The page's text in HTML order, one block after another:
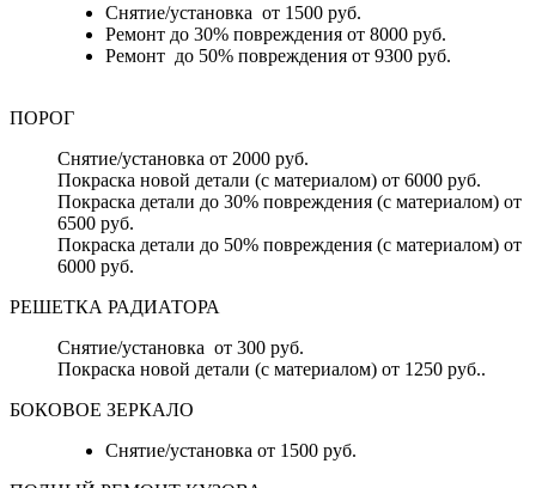
Снятие/установка от 1500 руб.
Ремонт до 30% повреждения от 8000 руб.
Ремонт до 50% повреждения от 9300 руб.
ПОРОГ
Снятие/установка от 2000 руб.
Покраска новой детали (с материалом) от 6000 руб.
Покраска детали до 30% повреждения (с материалом) от
6500 руб.
Покраска детали до 50% повреждения (с материалом) от
6000 руб.
РЕШЕТКА РАДИАТОРА
Снятие/установка от 300 руб.
Покраска новой детали (с материалом) от 1250 руб..
БОКОВОЕ ЗЕРКАЛО
Снятие/установка от 1500 руб.